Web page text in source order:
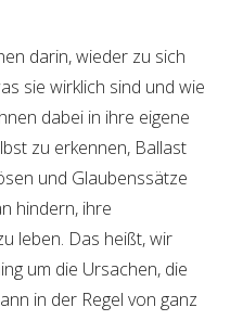
darin, wieder zu sich
sie wirklich sind und wie
dabei in ihre eigene
zu erkennen, Ballast
und Glaubenssätze
hindern, ihre
leben. Das heißt, wir
um die Ursachen, die
in der Regel von ganz